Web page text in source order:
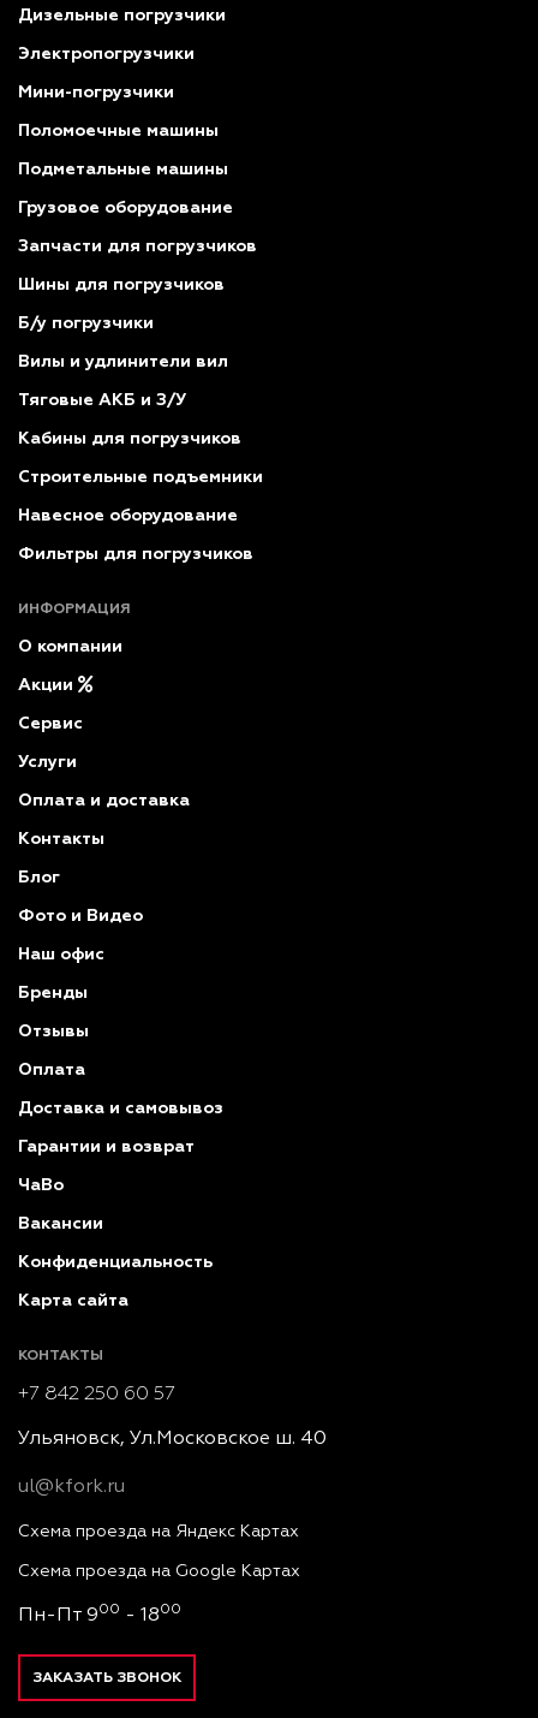
Дизельные погрузчики
Электропогрузчики
Мини-погрузчики
Поломоечные машины
Подметальные машины
Грузовое оборудование
Запчасти для погрузчиков
Шины для погрузчиков
Б/у погрузчики
Вилы и удлинители вил
Тяговые АКБ и З/У
Кабины для погрузчиков
Строительные подъемники
Навесное оборудование
Фильтры для погрузчиков
ИНФОРМАЦИЯ
О компании
Акции
Сервис
Услуги
Оплата и доставка
Контакты
Блог
Фото и Видео
Наш офис
Бренды
Отзывы
Оплата
Доставка и самовывоз
Гарантии и возврат
ЧаВо
Вакансии
Конфиденциальность
Карта сайта
КОНТАКТЫ
+7 842 250 60 57
Ульяновск, Ул.Московское ш. 40
ul@kfork.ru
Схема проезда на Яндекс Картах
Схема проезда на Google Картах
Пн-Пт 900 - 1800
ЗАКАЗАТЬ ЗВОНОК